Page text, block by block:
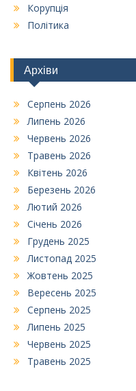
Корупція
Політика
Архіви
Серпень 2026
Липень 2026
Червень 2026
Травень 2026
Квітень 2026
Березень 2026
Лютий 2026
Січень 2026
Грудень 2025
Листопад 2025
Жовтень 2025
Вересень 2025
Серпень 2025
Липень 2025
Червень 2025
Травень 2025